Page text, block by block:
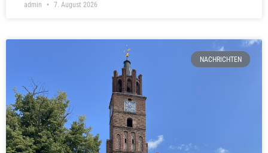
admin 7. August 2026
NACHRICHTEN